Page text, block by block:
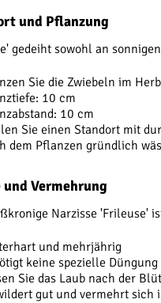
und Pflanzung
gedeiht sowohl an
Sie die Zwiebeln im
10 cm
10 cm
Sie einen Standort mit
dem Pflanzen gründlich
und Vermehrung
Narzisse 'Frileuse'
und mehrjährig
keine spezielle Düngung
Sie das Laub nach der
gut und vermehrt sich